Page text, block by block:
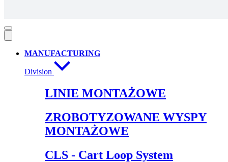
MANUFACTURING
Division
LINIE MONTAŻOWE
ZROBOTYZOWANE WYSPY
MONTAŻOWE
CLS - Cart Loop System